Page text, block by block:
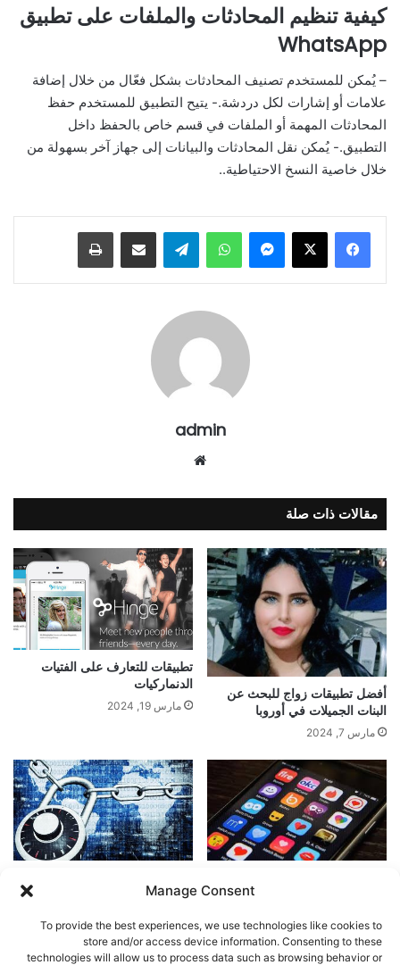
Manage Consent
To provide the best experiences, we use technologies like cookies to
store and/or access device information. Consenting to these
technologies will allow us to process data such as browsing behavior or
كيفية تنظيم المحادثات والملفات على تطبيق
WhatsApp
– يُمكن للمستخدم تصنيف المحادثات بشكل فعّال من خلال إضافة
علامات أو إشارات لكل دردشة.- يتيح التطبيق للمستخدم حفظ
المحادثات المهمة أو الملفات في قسم خاص بالحفظ داخل
التطبيق.- يُمكن نقل المحادثات والبيانات إلى جهاز آخر بسهولة من
خلال خاصية النسخ الاحتياطية..
ماسنجر واتساب تيلقرام مشاركة عبر البريد طباعة
admin
مقالات ذات صلة
أفضل تطبيقات زواج للبحث عن
البنات الجميلات في أوروبا
مارس 7, 2024
تطبيقات للتعارف على الفتيات
الدنماركيات
مارس 19, 2024
في التعارف عبر التطبيقات في
مارس 24, 2024
تطبيقات التعارف